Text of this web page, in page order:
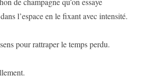
l’espace en le fixant avec intensité.
pour rattraper le temps perdu.